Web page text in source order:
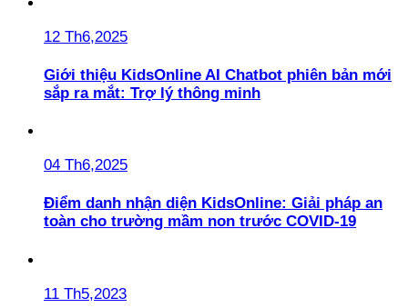
12 Th6,2025
Giới thiệu KidsOnline AI Chatbot phiên bản mới
sắp ra mắt: Trợ lý thông minh
04 Th6,2025
Điểm danh nhận diện KidsOnline: Giải pháp an
toàn cho trường mầm non trước COVID-19
11 Th5,2023